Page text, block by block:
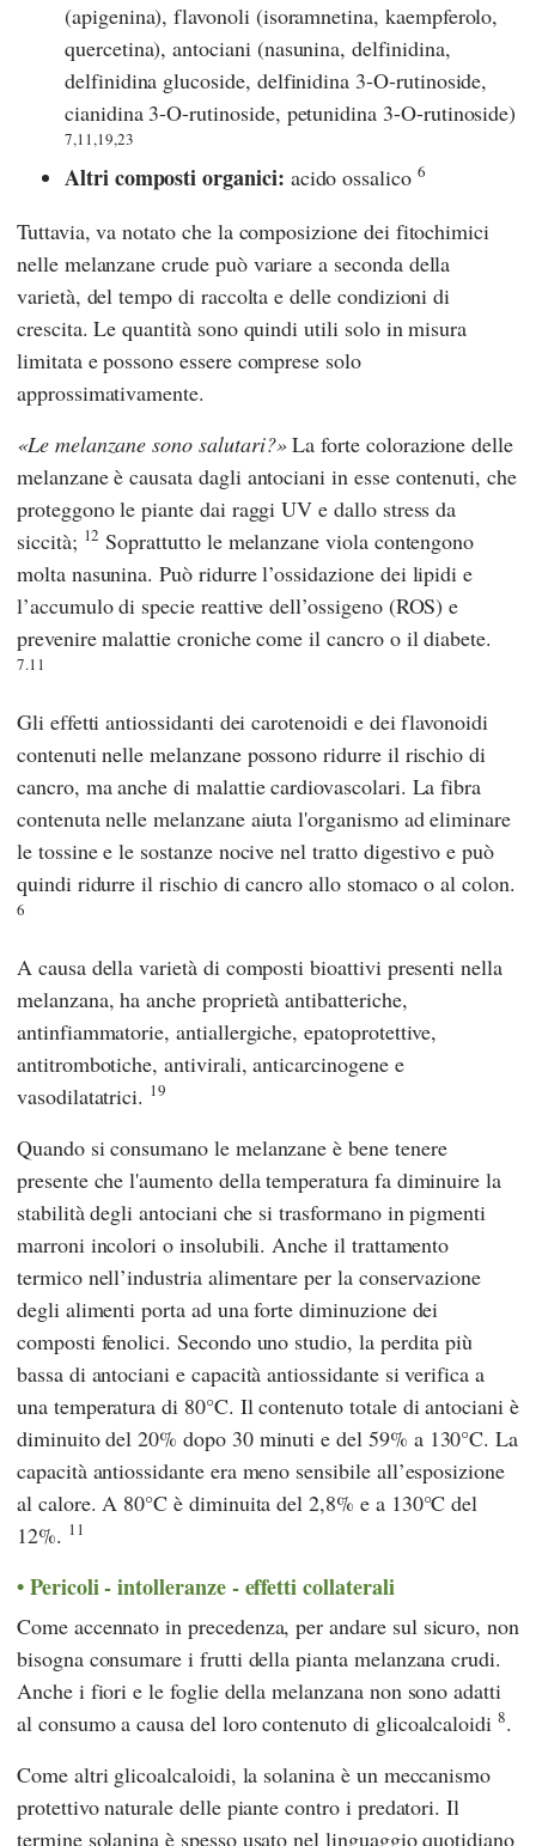
(apigenina), flavonoli (isoramnetina, kaempferolo,
quercetina), antociani (nasunina, delfinidina,
delfinidina glucoside, delfinidina 3-O-rutinoside,
cianidina 3-O-rutinoside, petunidina 3-O-rutinoside)
7,11,19,23
Altri composti organici: acido ossalico 6
Tuttavia, va notato che la composizione dei fitochimici
nelle melanzane crude può variare a seconda della
varietà, del tempo di raccolta e delle condizioni di
crescita. Le quantità sono quindi utili solo in misura
limitata e possono essere comprese solo
approssimativamente.
Le melanzane sono salutari? La forte colorazione delle
melanzane è causata dagli antociani in esse contenuti, che
proteggono le piante dai raggi UV e dallo stress da
siccità; 12 Soprattutto le melanzane viola contengono
molta nasunina. Può ridurre l’ossidazione dei lipidi e
l’accumulo di specie reattive dell’ossigeno (ROS) e
prevenire malattie croniche come il cancro o il diabete.
7.11
Gli effetti antiossidanti dei carotenoidi e dei flavonoidi
contenuti nelle melanzane possono ridurre il rischio di
cancro, ma anche di malattie cardiovascolari. La fibra
contenuta nelle melanzane aiuta l'organismo ad eliminare
le tossine e le sostanze nocive nel tratto digestivo e può
quindi ridurre il rischio di cancro allo stomaco o al colon.
6
A causa della varietà di composti bioattivi presenti nella
melanzana, ha anche proprietà antibatteriche,
antinfiammatorie, antiallergiche, epatoprotettive,
antitrombotiche, antivirali, anticarcinogene e
vasodilatatrici. 19
Quando si consumano le melanzane è bene tenere
presente che l'aumento della temperatura fa diminuire la
stabilità degli antociani che si trasformano in pigmenti
marroni incolori o insolubili. Anche il trattamento
termico nell’industria alimentare per la conservazione
degli alimenti porta ad una forte diminuzione dei
composti fenolici. Secondo uno studio, la perdita più
bassa di antociani e capacità antiossidante si verifica a
una temperatura di 80°C. Il contenuto totale di antociani è
diminuito del 20% dopo 30 minuti e del 59% a 130°C. La
capacità antiossidante era meno sensibile all’esposizione
al calore. A 80°C è diminuita del 2,8% e a 130°C del
12%. 11
Pericoli - intolleranze - effetti collaterali
Come accennato in precedenza, per andare sul sicuro, non
bisogna consumare i frutti della pianta melanzana crudi.
Anche i fiori e le foglie della melanzana non sono adatti
al consumo a causa del loro contenuto di glicoalcaloidi 8.
Come altri glicoalcaloidi, la solanina è un meccanismo
protettivo naturale delle piante contro i predatori. Il
termine solanina è spesso usato nel linguaggio quotidiano